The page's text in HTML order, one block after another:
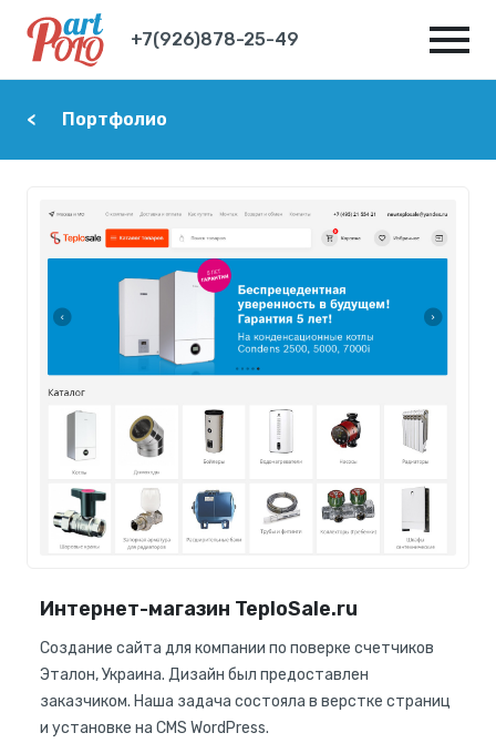
+7(926)878-25-49
Портфолио
Интернет-магазин TeploSale.ru
Создание сайта для компании по поверке счетчиков
Эталон, Украина. Дизайн был предоставлен
заказчиком. Наша задача состояла в верстке страниц
и установке на CMS WordPress.